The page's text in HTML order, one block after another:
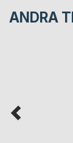
ANDRA